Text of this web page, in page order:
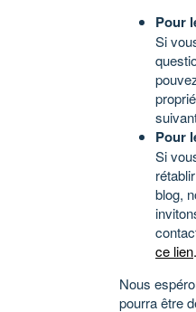
Pour
Si
Pour
Si
blog,
ce lien.
Nous
pourra être